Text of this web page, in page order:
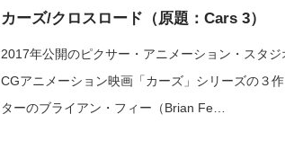
カーズ/クロスロード（原題：Cars 3）
2017年公開のピクサー・アニメーション・スタジ
CGアニメーション映画「カーズ」シリーズの３
ターのブライアン・フィー（Brian Fe…